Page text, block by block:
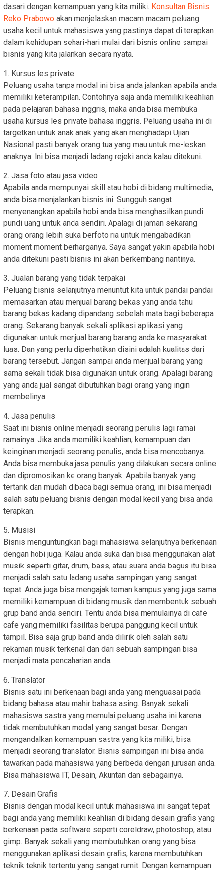
dasari dengan kemampuan yang kita miliki. Konsultan Bisnis
Reko Prabowo akan menjelaskan macam macam peluang
usaha kecil untuk mahasiswa yang pastinya dapat di terapkan
dalam kehidupan sehari-hari mulai dari bisnis online sampai
bisnis yang kita jalankan secara nyata.
1. Kursus les private
Peluang usaha tanpa modal ini bisa anda jalankan apabila anda
memiliki keterampilan. Contohnya saja anda memiliki keahlian
pada pelajaran bahasa inggris, maka anda bisa membuka
usaha kursus les private bahasa inggris. Peluang usaha ini di
targetkan untuk anak anak yang akan menghadapi Ujian
Nasional pasti banyak orang tua yang mau untuk me-leskan
anaknya. Ini bisa menjadi ladang rejeki anda kalau ditekuni.
2. Jasa foto atau jasa video
Apabila anda mempunyai skill atau hobi di bidang multimedia,
anda bisa menjalankan bisnis ini. Sungguh sangat
menyenangkan apabila hobi anda bisa menghasilkan pundi
pundi uang untuk anda sendiri. Apalagi di jaman sekarang
orang orang lebih suka berfoto ria untuk mengabadikan
moment moment berharganya. Saya sangat yakin apabila hobi
anda ditekuni pasti bisnis ini akan berkembang nantinya.
3. Jualan barang yang tidak terpakai
Peluang bisnis selanjutnya menuntut kita untuk pandai pandai
memasarkan atau menjual barang bekas yang anda tahu
barang bekas kadang dipandang sebelah mata bagi beberapa
orang. Sekarang banyak sekali aplikasi aplikasi yang
digunakan untuk menjual barang barang anda ke masyarakat
luas. Dan yang perlu diperhatikan disini adalah kualitas dari
barang tersebut. Jangan sampai anda menjual barang yang
sama sekali tidak bisa digunakan untuk orang. Apalagi barang
yang anda jual sangat dibutuhkan bagi orang yang ingin
membelinya.
4. Jasa penulis
Saat ini bisnis online menjadi seorang penulis lagi ramai
ramainya. Jika anda memiliki keahlian, kemampuan dan
keinginan menjadi seorang penulis, anda bisa mencobanya.
Anda bisa membuka jasa penulis yang dilakukan secara online
dan dipromosikan ke orang banyak. Apabila banyak yang
tertarik dan mudah dibaca bagi semua orang, ini bisa menjadi
salah satu peluang bisnis dengan modal kecil yang bisa anda
terapkan.
5. Musisi
Bisnis menguntungkan bagi mahasiswa selanjutnya berkenaan
dengan hobi juga. Kalau anda suka dan bisa menggunakan alat
musik seperti gitar, drum, bass, atau suara anda bagus itu bisa
menjadi salah satu ladang usaha sampingan yang sangat
tepat. Anda juga bisa mengajak teman kampus yang juga sama
memiliki kemampuan di bidang musik dan membentuk sebuah
grup band anda sendiri. Tentu anda bisa memulainya di cafe
cafe yang memiliki fasilitas berupa panggung kecil untuk
tampil. Bisa saja grup band anda dilirik oleh salah satu
rekaman musik terkenal dan dari sebuah sampingan bisa
menjadi mata pencaharian anda.
6. Translator
Bisnis satu ini berkenaan bagi anda yang menguasai pada
bidang bahasa atau mahir bahasa asing. Banyak sekali
mahasiswa sastra yang memulai peluang usaha ini karena
tidak membutuhkan modal yang sangat besar. Dengan
mengandalkan kemampuan sastra yang kita miliki, bisa
menjadi seorang translator. Bisnis sampingan ini bisa anda
tawarkan pada mahasiswa yang berbeda dengan jurusan anda.
Bisa mahasiswa IT, Desain, Akuntan dan sebagainya.
7. Desain Grafis
Bisnis dengan modal kecil untuk mahasiswa ini sangat tepat
bagi anda yang memiliki keahlian di bidang desain grafis yang
berkenaan pada software seperti coreldraw, photoshop, atau
gimp. Banyak sekali yang membutuhkan orang yang bisa
menggunakan aplikasi desain grafis, karena membutuhkan
teknik teknik tertentu yang sangat rumit. Dengan kemampuan